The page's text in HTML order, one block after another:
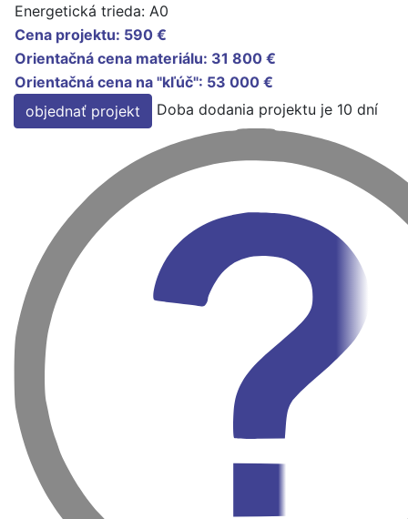
Energetická trieda: A0
Cena projektu: 590 €
Orientačná cena materiálu: 31 800 €
Orientačná cena na "kľúč": 53 000 €
objednať projekt
Doba dodania projektu je 10 dní